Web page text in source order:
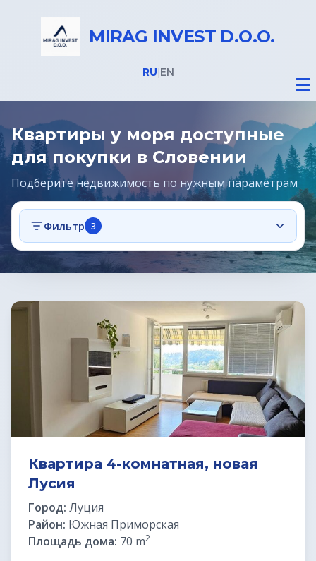
MIRAG INVEST D.O.O.
RU EN
Недвижимость
Все объекты
Недвижимость в Словении
Дома на Бледе
Земельные участки под строительство
Земельные участки в Бледе
Дома у моря
Квартиры у моря
Дома в Любляне
Фермы в Словении
Квартиры у моря доступные
для покупки в Словении
Подберите недвижимость по нужным параметрам
Фильтр 3
Предложения
Квартира 4-комнатная, новая
Лусия
Город: Луция
Район: Южная Приморская
Площадь дома: 70 m2